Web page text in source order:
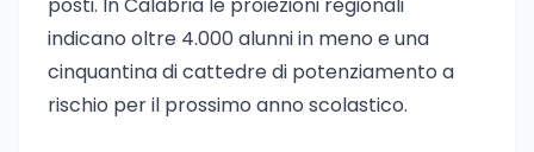
indicano oltre 4.000 alunni in meno e una
cinquantina di cattedre di potenziamento a
rischio per il prossimo anno scolastico.